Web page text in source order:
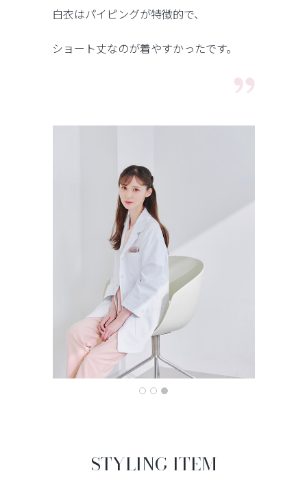
白衣はパイピングが特徴的で、
ショート丈なのが着やすかったです。
STYLING ITEM